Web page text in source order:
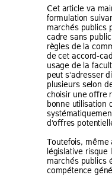
Cet article va
formulation
marchés publics
cadre sans
règles de la
de cet accord-
usage de la
peut s'adresser
plusieurs selon
choisir une offre
bonne utilisation
d'offres
Toutefois, même
législative
marchés publics
compétence